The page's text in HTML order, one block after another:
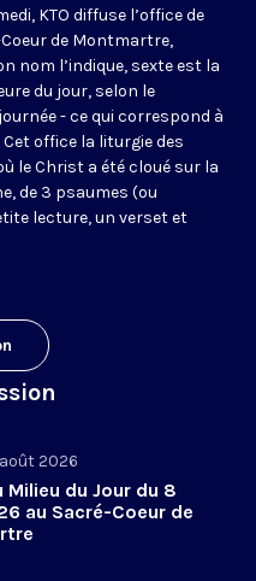
KTO diffuse l’office de
de Montmartre,
nom l’indique, sexte est la
du jour, selon le
- ce qui correspond à
office la liturgie des
le Christ a été cloué sur la
de 3 psaumes (ou
lecture, un verset et
2026
Milieu du Jour du 8
au Sacré-Coeur de